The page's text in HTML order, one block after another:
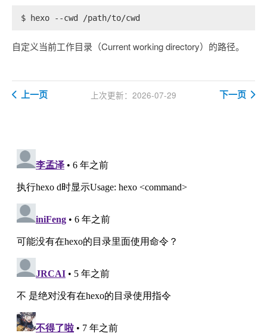
$ hexo --cwd /path/to/cwd
自定义当前工作目录（Current working directory）的路径。
上次更新：2026-07-29
上一页 下一页